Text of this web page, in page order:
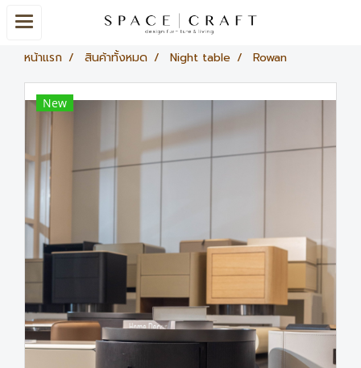
หน้าแรก สินค้าทั้งหมด Night table Rowan
New